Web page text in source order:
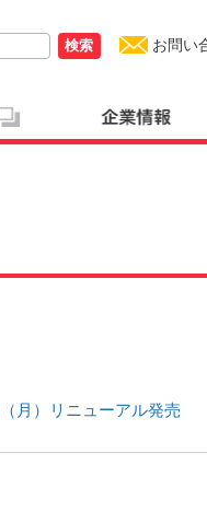
検索 お問い
月）リニューアル発売